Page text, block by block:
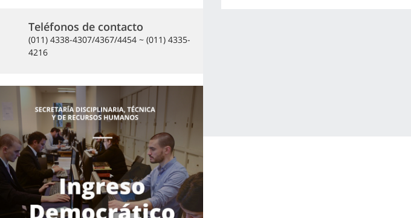
Teléfonos de contacto
(011) 4338-4307/4367/4454 ~ (011) 4335-
4216